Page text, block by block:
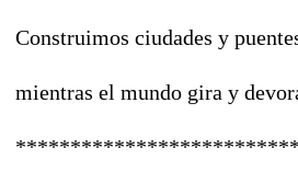
Construimos ciudades y
mientras el mundo gira y